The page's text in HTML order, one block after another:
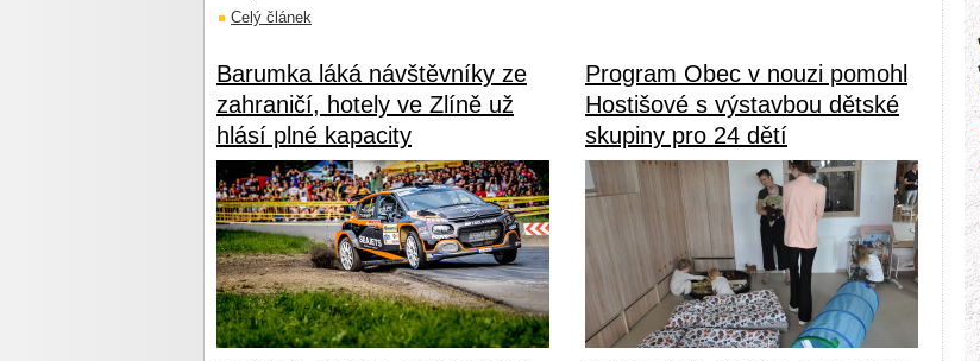
Celý článek
Barumka láká návštěvníky ze
zahraničí, hotely ve Zlíně už
hlásí plné kapacity
Program Obec v nouzi pomohl
Hostišové s výstavbou dětské
skupiny pro 24 dětí